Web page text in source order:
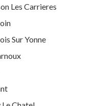
Les Carrieres
Sur Yonne